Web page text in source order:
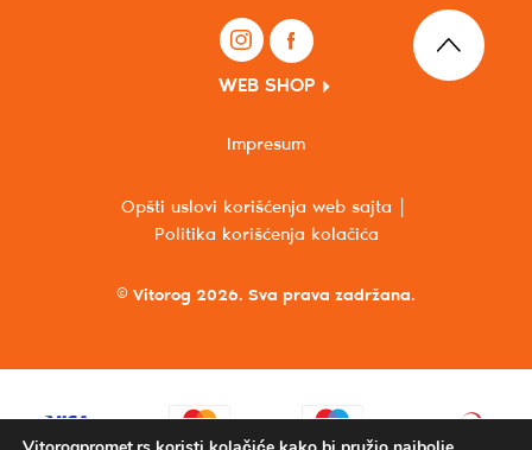
WEB SHOP
© Vitorog 2026. Sva prava zadržana.
Opšti uslovi korišćenja web sajta
Politika korišćenja kolačića
Impresum